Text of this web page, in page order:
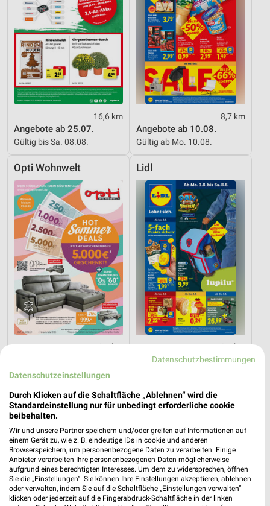
16,6 km
Angebote ab 25.07.
Gültig bis Sa. 08.08.
8,7 km
Angebote ab 10.08.
Gültig ab Mo. 10.08.
Opti Wohnwelt
48,7 km
Gültig bis Sa. 29.08.
Lidl
8,7 km
Angebote ab 03.08.
PENNY toom Baumarkt
Datenschutzbestimmungen
Datenschutzeinstellungen
Durch Klicken auf die Schaltfläche „Ablehnen“ wird die
Standardeinstellung nur für unbedingt erforderliche cookie
beibehalten.
Wir und unsere Partner speichern und/oder greifen auf Informationen auf
einem Gerät zu, wie z. B. eindeutige IDs in cookie und anderen
Browserspeichern, um personenbezogene Daten zu verarbeiten. Einige
Anbieter verarbeiten Ihre personenbezogenen Daten möglicherweise
aufgrund eines berechtigten Interesses. Um dem zu widersprechen, öffnen
Sie die „Einstellungen“. Sie können Ihre Einstellungen akzeptieren, ablehnen
oder verwalten, indem Sie auf die Schaltfläche „Einstellungen verwalten“
klicken oder jederzeit auf die Fingerabdruck-Schaltfläche in der linken